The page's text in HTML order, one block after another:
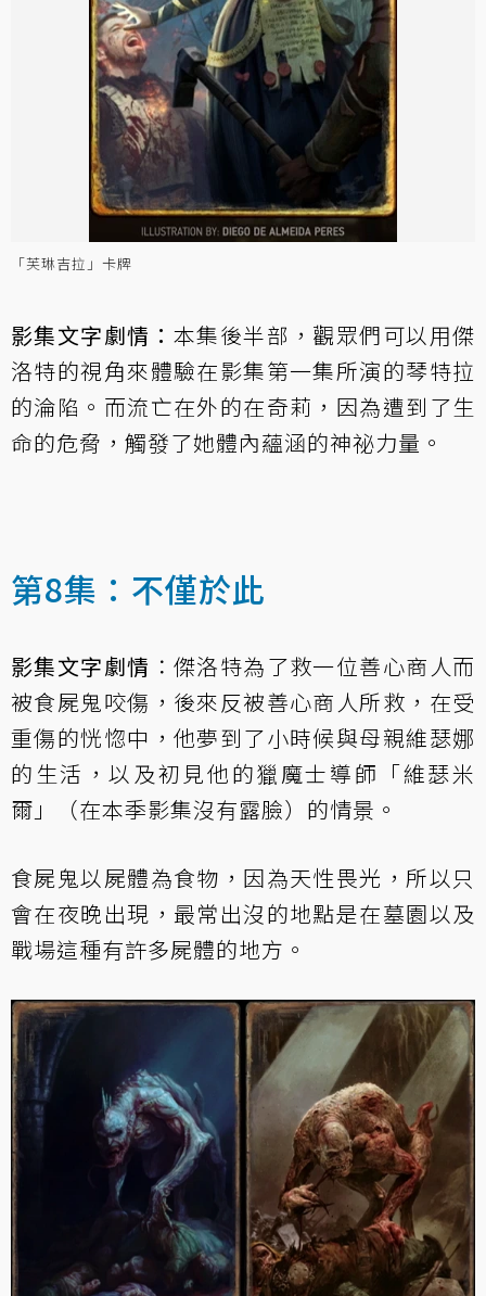
「芙琳吉拉」卡牌
影集文字劇情： 本集後半部，觀眾們可以用傑
洛特的視角來體驗在影集第一集所演的琴特拉
的淪陷。而流亡在外的在奇莉，因為遭到了生
命的危脅，觸發了她體內蘊涵的神祕力量。
第8集：不僅於此
影集文字劇情 ：傑洛特為了救一位善心商人而
被食屍鬼咬傷，後來反被善心商人所救，在受
重傷的恍惚中，他夢到了小時候與母親維瑟娜
的生活，以及初見他的獵魔士導師「維瑟米
爾」（在本季影集沒有露臉）的情景。
食屍鬼以屍體為食物，因為天性畏光，所以只
會在夜晚出現，最常出沒的地點是在墓園以及
戰場這種有許多屍體的地方。